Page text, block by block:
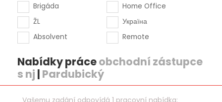
Brigáda
ŽL
Absolvent
Home Office
Україна
Remote
Nabídky práceobchodní zástupce
s nj | Pardubický